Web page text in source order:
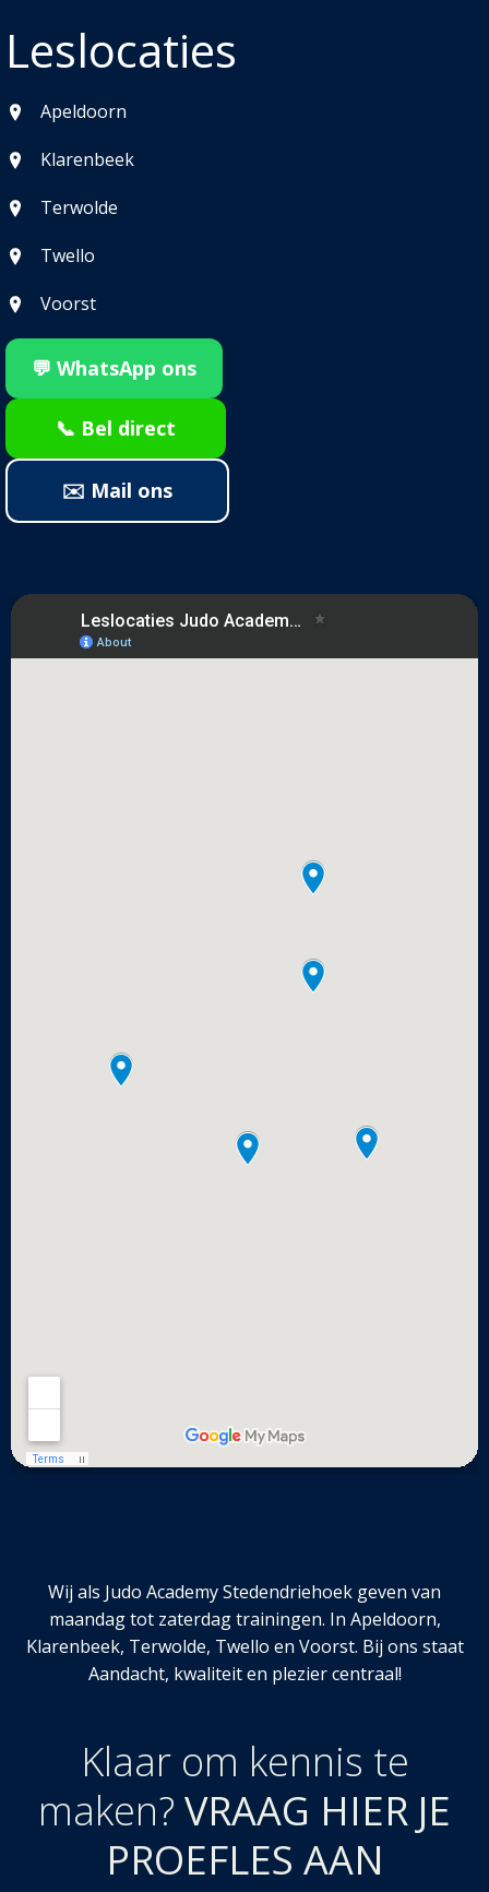
Leslocaties
Apeldoorn
Klarenbeek
Terwolde
Twello
Voorst
💬 WhatsApp ons
📞 Bel direct
✉️ Mail ons
Wij als Judo Academy Stedendriehoek geven van
maandag tot zaterdag trainingen. In Apeldoorn,
Klarenbeek, Terwolde, Twello en Voorst. Bij ons staat
Aandacht, kwaliteit en plezier centraal!
Klaar om kennis te
maken? VRAAG HIER JE
PROEFLES AAN